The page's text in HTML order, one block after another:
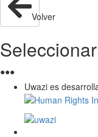
Volver
●●●
Uwazi es